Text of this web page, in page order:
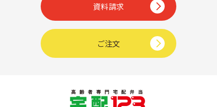
資料請求
ご注文